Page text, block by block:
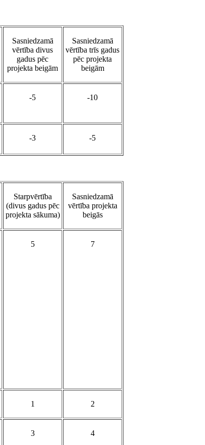
Sasniedzamā
vērtība divus
gadus pēc
projekta beigām
Sasniedzamā
vērtība trīs gadus
pēc projekta
beigām
-5 -10
-3 -5
Starpvērtība
(divus gadus pēc
projekta sākuma)
Sasniedzamā
vērtība projekta
beigās
5 7
1 2
3 4